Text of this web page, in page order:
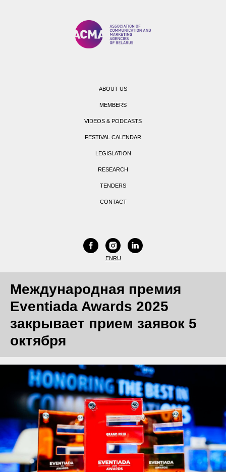
ABOUT US
MEMBERS
VIDEOS & PODCASTS
FESTIVAL CALENDAR
LEGISLATION
RESEARCH
TENDERS
CONTACT
ENRU
Международная премия
Eventiada Awards 2025
закрывает прием заявок 5
октября